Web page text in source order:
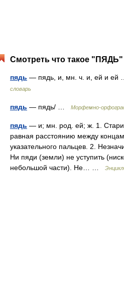
Смотреть что такое "ПЯДЬ"
пядь — пядь, и, мн. ч. и, ей и
словарь
пядь — пядь/ … Морфемно-
пядь — и; мн. род. ей; ж. 1.
равная расстоянию между
указательного пальцев. 2.
Ни пяди (земли) не уступить
небольшой части). Не… …